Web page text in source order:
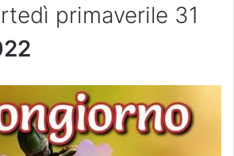
primaverile 31